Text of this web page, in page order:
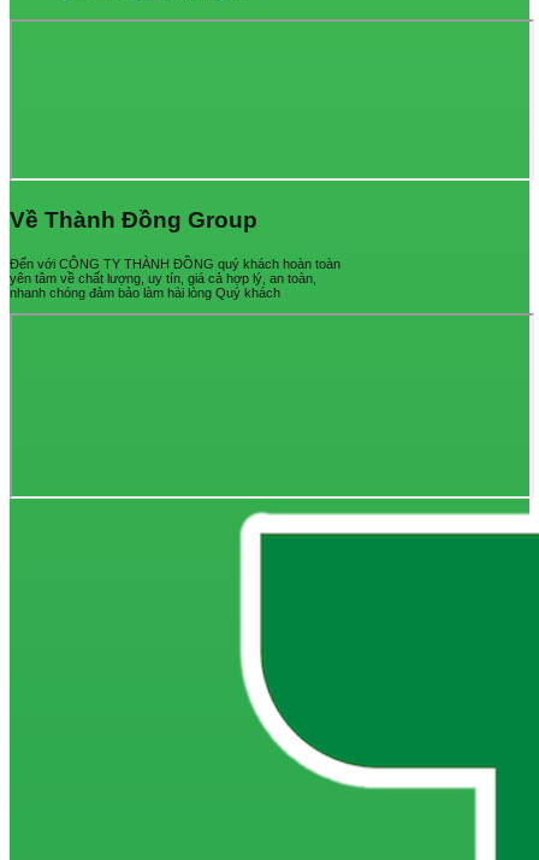
Về Thành Đồng Group
Đến với CÔNG TY THÀNH ĐỒNG quý khách hoàn toàn
yên tâm về chất lượng, uy tín, giá cả hợp lý, an toàn,
nhanh chóng đảm bảo làm hài lòng Quý khách